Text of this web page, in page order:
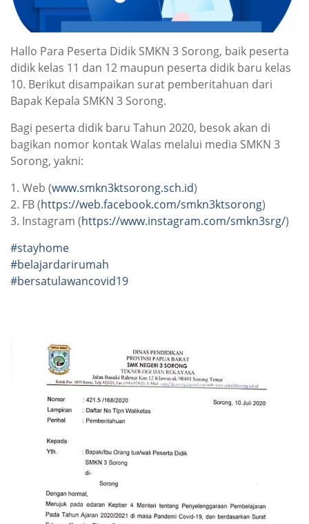
Hallo Para Peserta Didik SMKN 3 Sorong, baik peserta
didik kelas 11 dan 12 maupun peserta didik baru kelas
10. Berikut disampaikan surat pemberitahuan dari
Bapak Kepala SMKN 3 Sorong.
Bagi peserta didik baru Tahun 2020, besok akan di
bagikan nomor kontak Walas melalui media SMKN 3
Sorong, yakni:
1. Web (www.smkn3ktsorong.sch.id)
2. FB (https://web.facebook.com/smkn3ktsorong)
3. Instagram (https://www.instagram.com/smkn3srg/)
#stayhome
#belajardarirumah
#bersatulawancovid19